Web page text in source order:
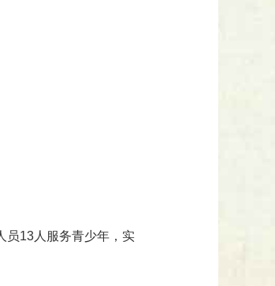
员13人服务青少年，实